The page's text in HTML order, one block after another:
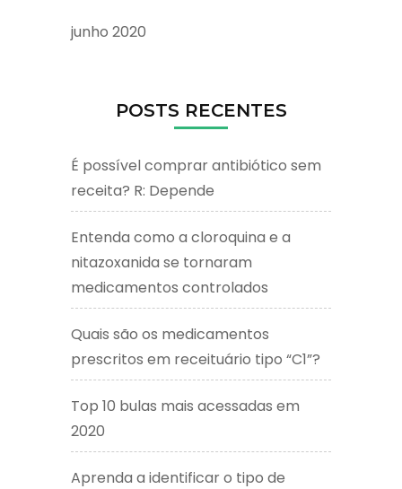
junho 2020
POSTS RECENTES
É possível comprar antibiótico sem
receita? R: Depende
Entenda como a cloroquina e a
nitazoxanida se tornaram
medicamentos controlados
Quais são os medicamentos
prescritos em receituário tipo “C1”?
Top 10 bulas mais acessadas em
2020
Aprenda a identificar o tipo de